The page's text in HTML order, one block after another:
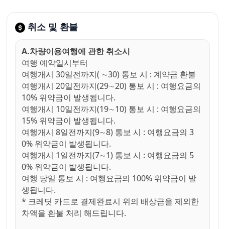
취소 및 환불
A.차량이용여행에 관한 취소시
여행 예약일시부터
여행개시 30일전까지( ∼30) 통보 시 : 계약금 환불
여행개시 20일전까지(29∼20) 통보 시 : 여행요금의
10% 위약금이 발생됩니다.
여행개시 10일전까지(19∼10) 통보 시 : 여행요금의
15% 위약금이 발생됩니다.
여행개시 8일전까지(9∼8) 통보 시 : 여행요금의 3
0% 위약금이 발생됩니다.
여행개시 1일전까지(7∼1) 통보 시 : 여행요금의 5
0% 위약금이 발생됩니다.
여행 당일 통보 시 : 여행요금의 100% 위약금이 발
생됩니다.
* 크레딧 카드로 결제완료시 위의 배상금을 제외한
차액을 환불 처리 해드립니다.